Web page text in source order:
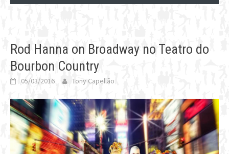
Rod Hanna on Broadway no Teatro do
Bourbon Country
05/03/2016 Tony Capellão